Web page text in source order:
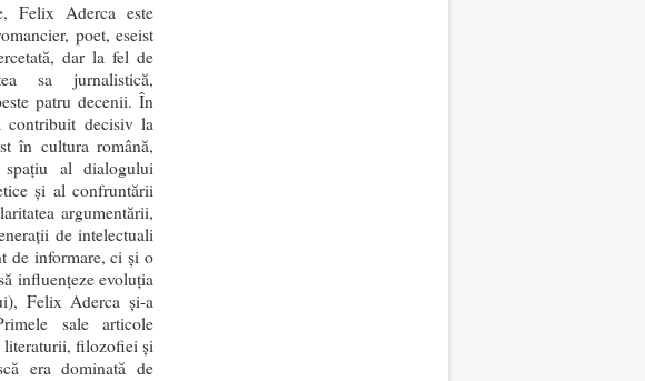
Felix Aderca este
poet, eseist
dar la fel de
sa jurnalistică,
patru decenii. În
contribuit decisiv la
în cultura română,
spațiu al dialogului
și al confruntării
argumentării,
de intelectuali
de informare, ci și o
influențeze evoluția
Felix Aderca și-a
sale articole
literaturii, filozofiei și
era dominată de